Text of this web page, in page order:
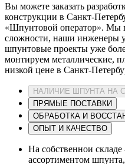
Вы можете заказать
конструкции в Санкт-
«Шпунтовой оператор». Мы
сложности, наши инженеры
шпунтовые проекты уже
монтируем металлические,
низкой цене в Санкт-
НАЛИЧИЕ ШПУНТА НА
ПРЯМЫЕ ПОСТАВКИ
ОБРАБОТКА И
ОПЫТ И КАЧЕСТВО
На собственнои
ассортиментом